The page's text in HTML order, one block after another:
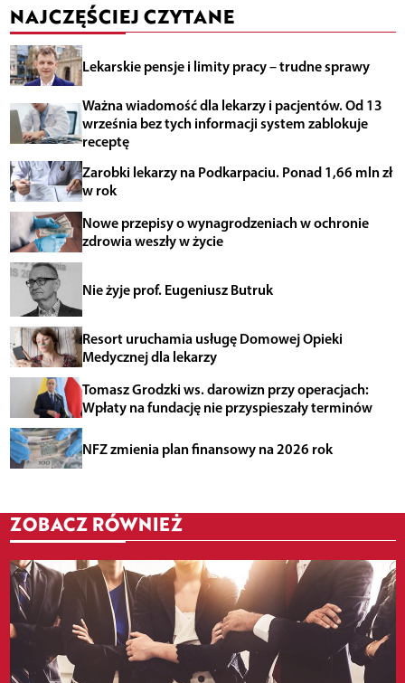
NAJCZĘŚCIEJ CZYTANE
Lekarskie pensje i limity pracy – trudne sprawy
Ważna wiadomość dla lekarzy i pacjentów. Od 13
września bez tych informacji system zablokuje
receptę
Zarobki lekarzy na Podkarpaciu. Ponad 1,66 mln zł
w rok
Nowe przepisy o wynagrodzeniach w ochronie
zdrowia weszły w życie
Nie żyje prof. Eugeniusz Butruk
Resort uruchamia usługę Domowej Opieki
Medycznej dla lekarzy
Tomasz Grodzki ws. darowizn przy operacjach:
Wpłaty na fundację nie przyspieszały terminów
NFZ zmienia plan finansowy na 2026 rok
ZOBACZ RÓWNIEŻ